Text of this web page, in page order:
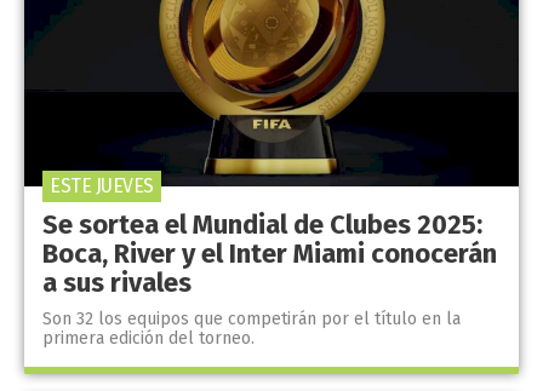
Se sortea el Mundial de Clubes 2025:
Boca, River y el Inter Miami conocerán
a sus rivales
Son 32 los equipos que competirán por el título en la
primera edición del torneo.
ESTE JUEVES